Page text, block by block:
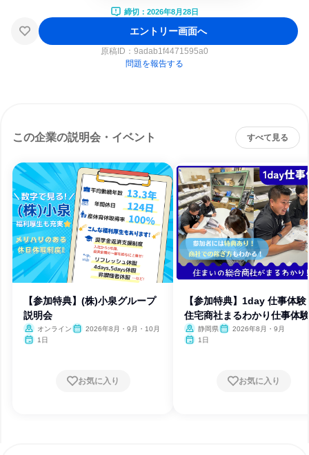
締切：2026年8月28日
エントリー画面へ
原稿ID： 9adab1f4471595a0
問題を報告する
この企業の説明会・イベント すべて見る
【参加特典】(株)小泉グループ
説明会
オンライン
2026年8月・9月・10月
1日
お気に入り
【参加特典】1day 仕事体
住宅商社まるわかり仕事体験
静岡県
2026年8月・9月
1日
お気に入り